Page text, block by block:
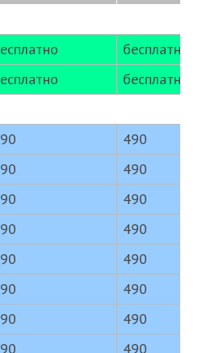
бесплатно
бесплатно
490
490
490
490
490
490
490
490